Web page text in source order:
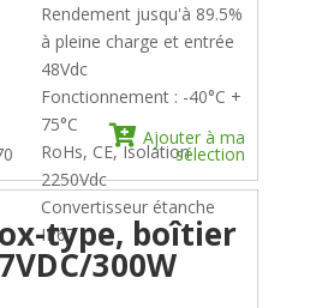
Rendement jusqu'à 89.5%
à pleine charge et entrée
48Vdc
Fonctionnement : -40°C +
75°C
RoHs, CE, Isolation
2250Vdc
Convertisseur étanche
IP67
Ajouter à ma
sélection
type, boîtier
300W